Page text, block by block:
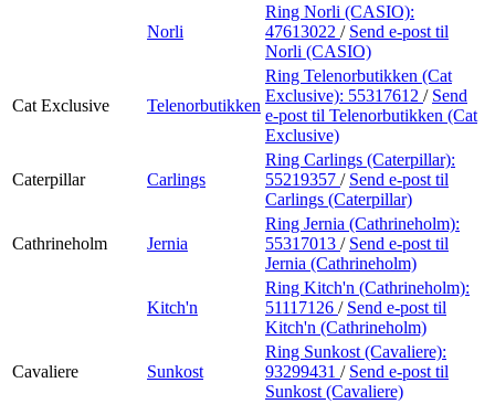
Norli
Ring Norli (CASIO):
47613022 / Send e-post til
Norli (CASIO)
Cat Exclusive Telenorbutikken
Ring Telenorbutikken (Cat
Exclusive): 55317612 / Send
e-post til Telenorbutikken (Cat
Exclusive)
Caterpillar Carlings
Ring Carlings (Caterpillar):
55219357 / Send e-post til
Carlings (Caterpillar)
Cathrineholm Jernia
Ring Jernia (Cathrineholm):
55317013 / Send e-post til
Jernia (Cathrineholm)
Kitch'n
Ring Kitch'n (Cathrineholm):
51117126 / Send e-post til
Kitch'n (Cathrineholm)
Cavaliere Sunkost
Ring Sunkost (Cavaliere):
93299431 / Send e-post til
Sunkost (Cavaliere)